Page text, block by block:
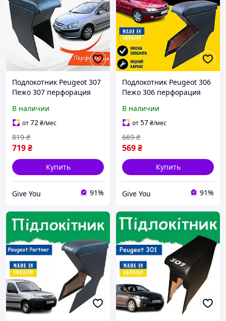
Подлокотник Peugeot 307
Пежо 307 перфорация
салона обвес Tuning
аксессуары
В наличии
от72₴/мес
719₴
819 ₴
Купить
Give You 91%
Подлокотник Peugeot 306
Пежо 306 перфорация
салона обвес Tuning
аксессуары
В наличии
от57₴/мес
569₴
669 ₴
Купить
Give You 91%